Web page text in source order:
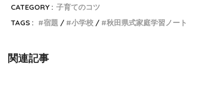
CATEGORY : 子育てのコツ
TAGS :
宿題 小学校 秋田県式家庭学習ノート
関連記事